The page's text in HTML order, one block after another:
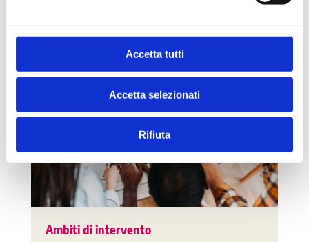
Accetta tutti
Accetta selezionati
Rifiuta
Ambiti di intervento